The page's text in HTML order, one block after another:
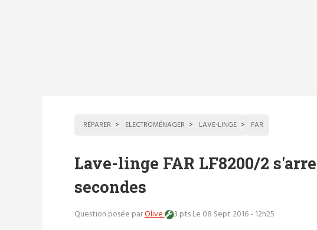
RÉPARER ELECTROMÉNAGER LAVE-LINGE FAR
Lave-linge FAR LF8200/2
secondes
Question posée parOlive 3 ptsLe 08 Sept 2016 - 12h25